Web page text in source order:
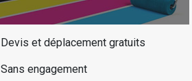
Devis et déplacement gratuits
Sans engagement